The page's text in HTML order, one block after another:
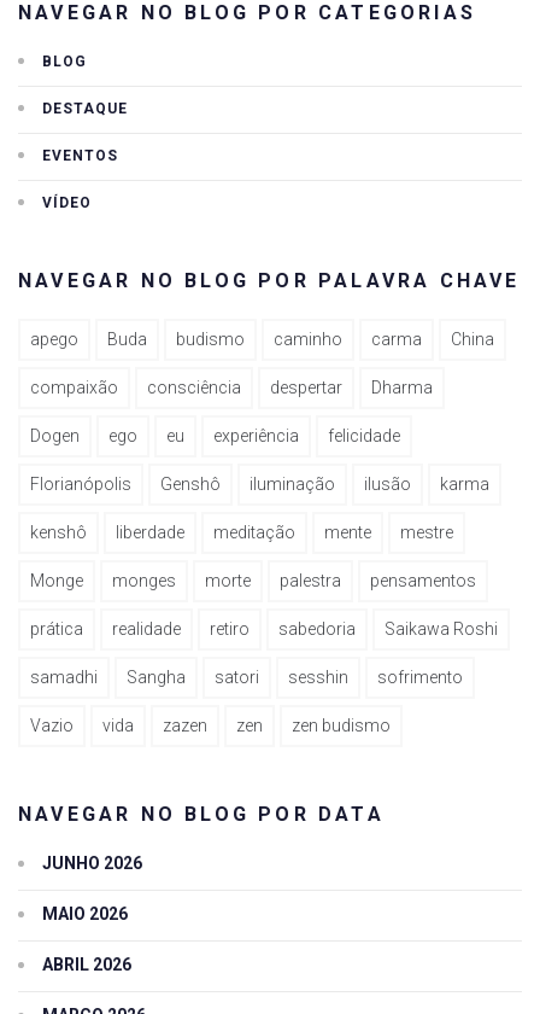
NAVEGAR NO BLOG POR CATEGORIAS
BLOG
DESTAQUE
EVENTOS
VÍDEO
NAVEGAR NO BLOG POR PALAVRA CHAVE
apego Buda budismo caminho carma China
compaixão consciência despertar Dharma
Dogen ego eu experiência felicidade
Florianópolis Genshô iluminação ilusão karma
kenshô liberdade meditação mente mestre
Monge monges morte palestra pensamentos
prática realidade retiro sabedoria Saikawa Roshi
samadhi Sangha satori sesshin sofrimento
Vazio vida zazen zen zen budismo
NAVEGAR NO BLOG POR DATA
JUNHO 2026
MAIO 2026
ABRIL 2026